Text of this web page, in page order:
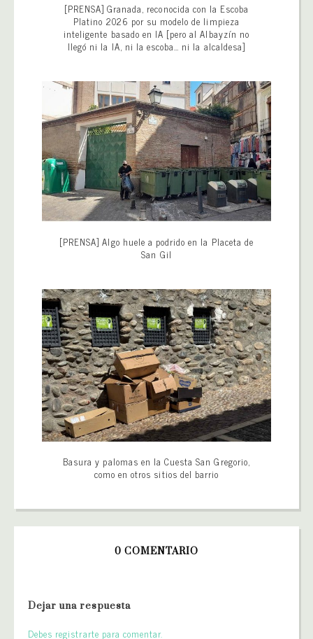
[PRENSA] Granada, reconocida con la Escoba
Platino 2026 por su modelo de limpieza
inteligente basado en IA [pero al Albayzín no
llegó ni la IA, ni la escoba… ni la alcaldesa]
[PRENSA] Algo huele a podrido en la Placeta de
San Gil
Basura y palomas en la Cuesta San Gregorio,
como en otros sitios del barrio
0 COMENTARIO
Dejar una respuesta
Debes registrarte para comentar.